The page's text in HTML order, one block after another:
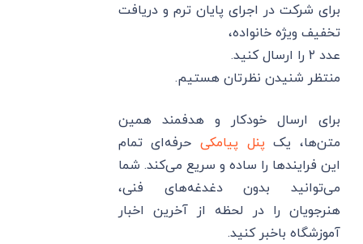
برای شرکت در اجرای پایان ترم و دریافت
تخفیف ویژه خانواده،
عدد ۲ را ارسال کنید.
منتظر شنیدن نظرتان هستیم.
برای ارسال خودکار و هدفمند همین
متن‌ها، یک پنل پیامکیحرفه‌ای تمام
این فرایندها را ساده و سریع می‌کند. شما
می‌توانید بدون دغدغه‌های فنی،
هنرجویان را در لحظه از آخرین اخبار
آموزشگاه باخبر کنید.